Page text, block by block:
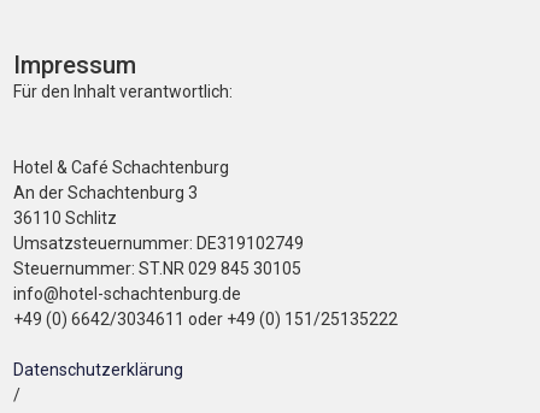
Impressum
Für den Inhalt verantwortlich:
Hotel & Café Schachtenburg
An der Schachtenburg 3
36110 Schlitz
Umsatzsteuernummer: DE319102749
Steuernummer: ST.NR 029 845 30105
info@hotel-schachtenburg.de
+49 (0) 6642/3034611 oder +49 (0) 151/25135222
Datenschutzerklärung
/